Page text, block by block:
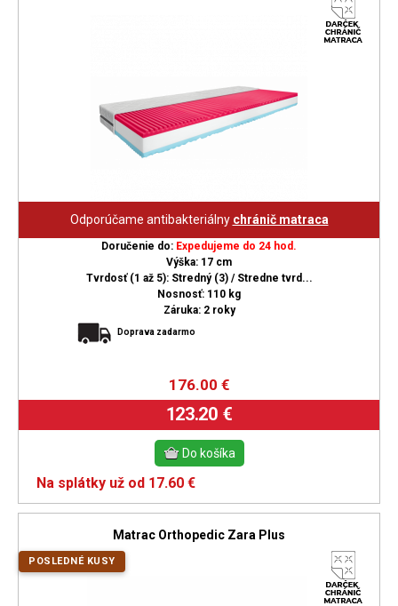
Odporúčame antibakteriálny chránič matraca
Doručenie do: Expedujeme do 24 hod.
Výška: 17 cm
Tvrdosť (1 až 5): Stredný (3) / Stredne tvrd...
Nosnosť: 110 kg
Záruka: 2 roky
Doprava zadarmo
176.00 €
123.20 €
Na splátky už od 17.60 €
Matrac Orthopedic Zara Plus
POSLEDNÉ KUSY